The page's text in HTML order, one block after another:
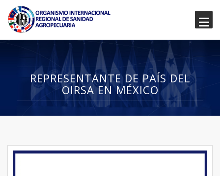
REPRESENTANTE DE PAÍS DEL
OIRSA EN MÉXICO